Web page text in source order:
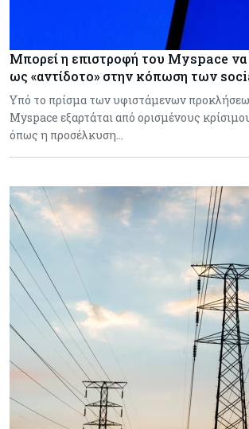
Μπορεί η επιστροφή του Myspace να
ως «αντίδοτο» στην κόπωση των
Υπό το πρίσμα των υφιστάμενων
Myspace εξαρτάται από ορισμένους
όπως η προσέλκυση…